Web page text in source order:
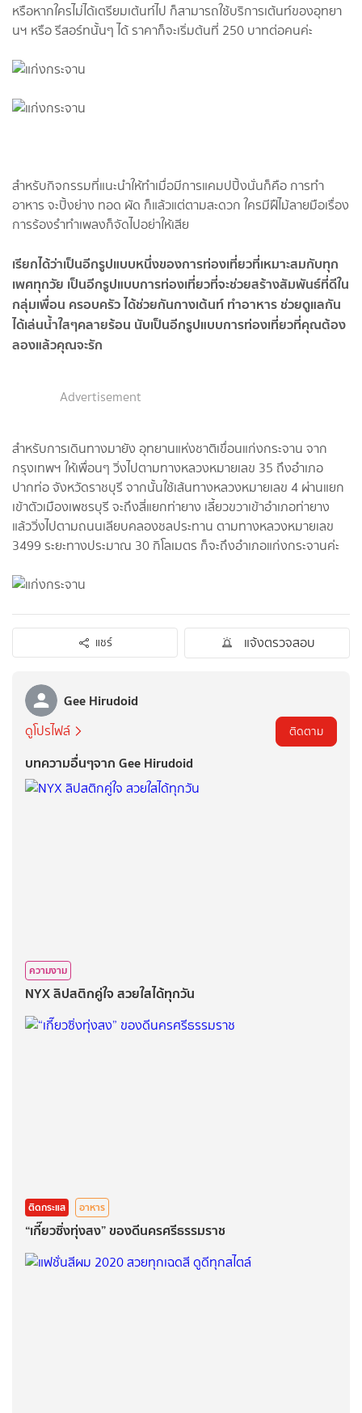
หรือหากใครไม่ได้เตรียมเต้นท์ไป ก็สามารถใช้บริการเต้นท์ของอุทยา
นฯ หรือ รีสอร์ทนั้นๆ ได้ ราคาก็จะเริ่มต้นที่ 250 บาทต่อคนค่ะ
สำหรับกิจกรรมที่แนะนำให้ทำเมื่อมีการแคมปปิ้งนั่นก็คือ การทำ
อาหาร จะปิ้งย่าง ทอด ผัด ก็แล้วแต่ตามสะดวก ใครมีฝืไม้ลายมือเรื่อง
การร้องรำทำเพลงก็จัดไปอย่าให้เสีย
เรียกได้ว่าเป็นอีกรูปแบบหนึ่งของการท่องเที่ยวที่เหมาะสมกับทุก
เพศทุกวัย เป็นอีกรูปแบบการท่องเที่ยวที่จะช่วยสร้างสัมพันธ์ที่ดีใน
กลุ่มเพื่อน ครอบครัว ได้ช่วยกันกางเต้นท์ ทำอาหาร ช่วยดูแลกัน
ได้เล่นน้ำใสๆคลายร้อน นับเป็นอีกรูปแบบการท่องเที่ยวที่คุณต้อง
ลองแล้วคุณจะรัก
Advertisement
สำหรับการเดินทางมายัง อุทยานแห่งชาติเขื่อนแก่งกระจาน จาก
กรุงเทพฯ ให้เพื่อนๆ วิ่งไปตามทางหลวงหมายเลข 35 ถึงอำเภอ
ปากท่อ จังหวัดราชบุรี จากนั้นใช้เส้นทางหลวงหมายเลข 4 ผ่านแยก
เข้าตัวเมืองเพชรบุรี จะถึงสี่แยกท่ายาง เลี้ยวขวาเข้าอำเภอท่ายาง
แล้ววิ่งไปตามถนนเลียบคลองชลประทาน ตามทางหลวงหมายเลข
3499 ระยะทางประมาณ 30 กิโลเมตร ก็จะถึงอำเภอแก่งกระจานค่ะ
แชร์ แจ้งตรวจสอบ
Gee Hirudoid
ดูโปรไฟล์ ติดตาม
บทความอื่นๆจาก Gee Hirudoid
ความงาม
NYX ลิปสติกคู่ใจ สวยใสได้ทุกวัน
ติดกระแส อาหาร
“เกี๊ยวซิ่งทุ่งสง” ของดีนครศรีธรรมราช